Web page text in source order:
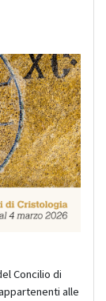
Concilio di
alle